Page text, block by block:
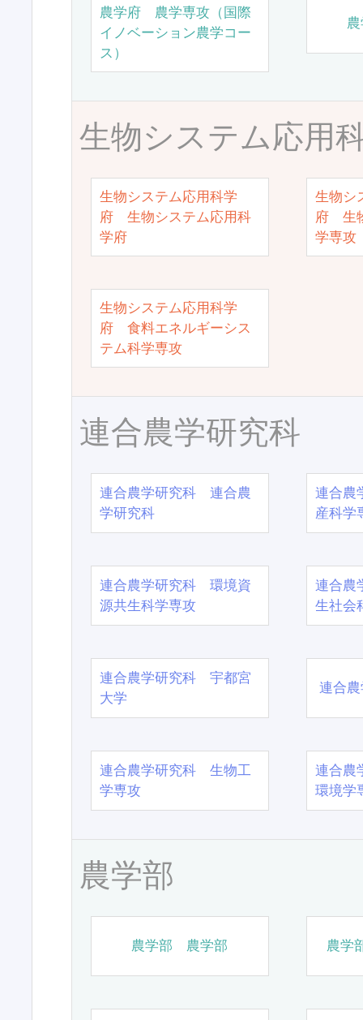
農学府 農学専攻（国際
イノベーション農学コー
ス）
生物システム応用
生物システム応用科学
府 生物システム応用科
学府
生物シ
府 生
学専攻
生物システム応用科学
府 食料エネルギーシス
テム科学専攻
連合農学研究科
連合農学研究科 連合農
学研究科
連合農
産科学
連合農学研究科 環境資
源共生科学専攻
連合農
生社会
連合農学研究科 宇都宮
大学
連合
連合農学研究科 生物工
学専攻
連合農
環境学
農学部
農学部 農学部 農学